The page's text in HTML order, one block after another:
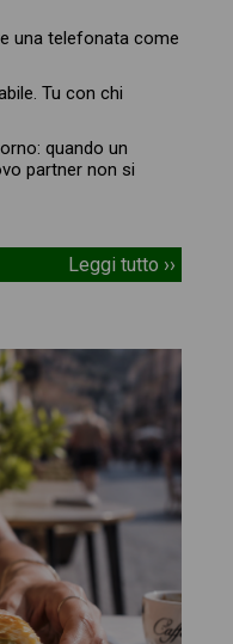
una telefonata come
Tu con chi
quando un
partner non si
Leggi tutto ››